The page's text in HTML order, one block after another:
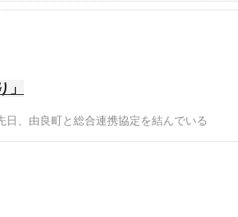
」
日、由良町と総合連携協定を結んでいる